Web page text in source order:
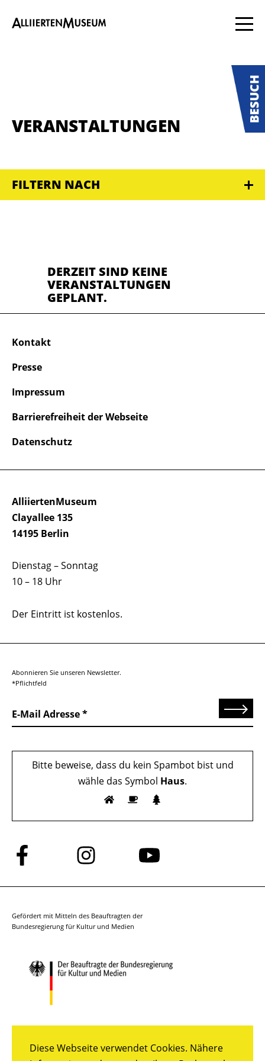
Diese Webseite verwendet Cookies. Nähere
VERANSTALTUNGEN
FILTERN NACH
DERZEIT SIND KEINE
VERANSTALTUNGEN
GEPLANT.
AlliiertenMuseum
Clayallee 135
14195 Berlin
Dienstag – Sonntag
10 – 18 Uhr
Der Eintritt ist kostenlos.
Kontakt
Presse
Impressum
Barrierefreiheit der Webseite
Datenschutz
Abonnieren Sie unseren Newsletter.
*Pflichtfeld
E-Mail Adresse Senden
Bitte beweise, dass du kein Spambot bist und
wähle das Symbol Haus.
Folge
uns
auf
Folge
uns
auf
Folge
auf
Gefördert mit Mitteln des Beauftragten der
Bundesregierung für Kultur und Medien